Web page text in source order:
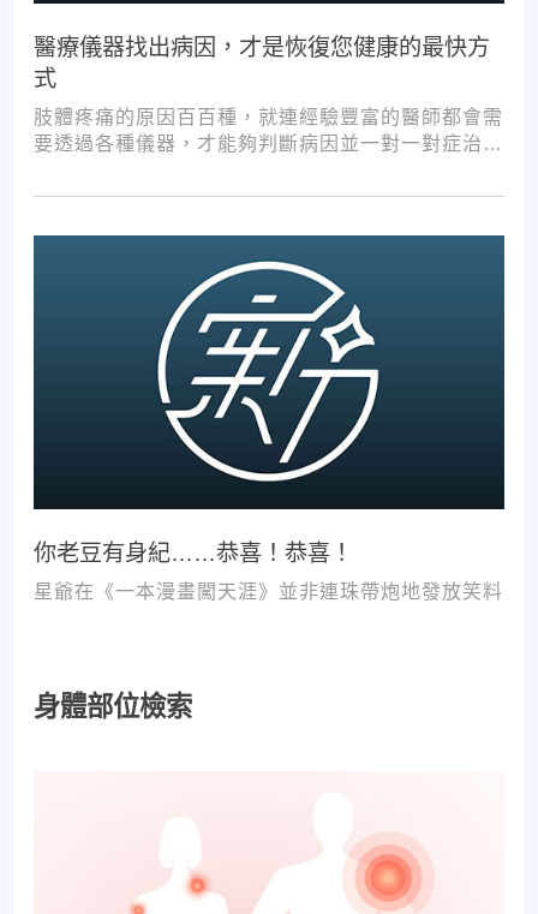
醫療儀器找出病因，才是恢復您健康的最快方
式
肢體疼痛的原因百百種，就連經驗豐富的醫師都會需
要透過各種儀器，才能夠判斷病因並一對一對症治
次推拿、按摩，都難以讓您徹底擺脫不適。
你老豆有身紀……恭喜！恭喜！
星爺在《一本漫畫闖天涯》並非連珠帶炮地發放笑料
身體部位檢索